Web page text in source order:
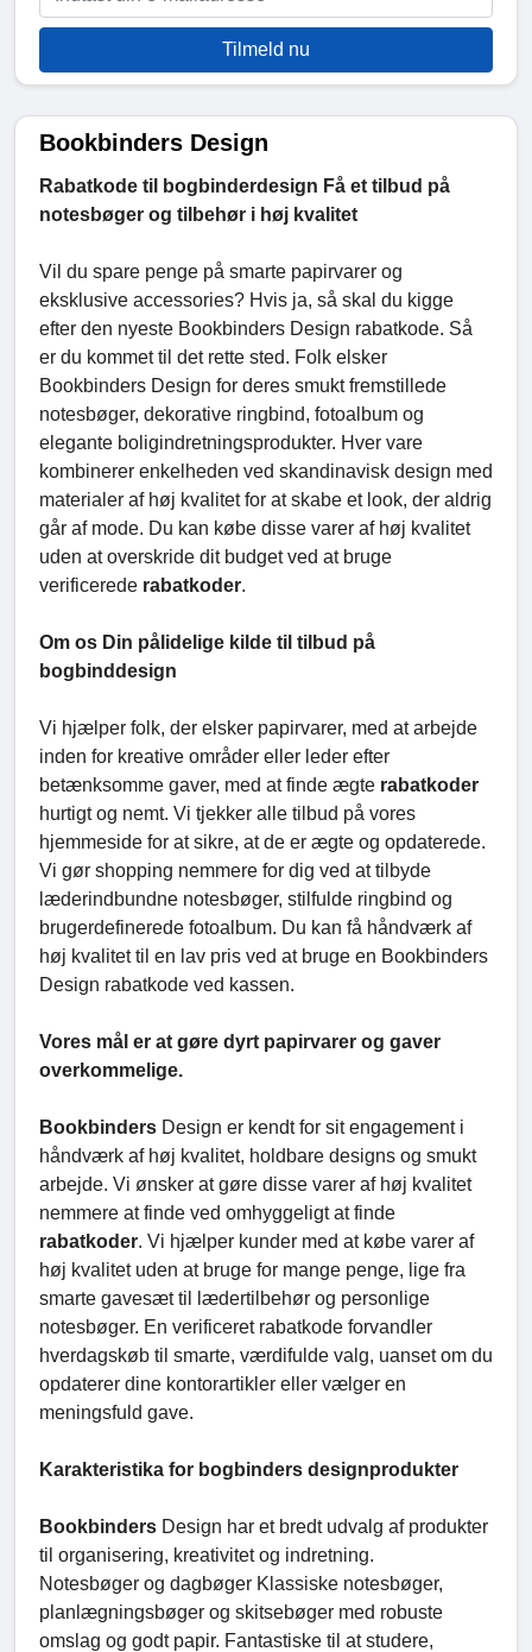
Tilmeld nu
Bookbinders Design
Rabatkode til bogbinderdesign Få et tilbud på
notesbøger og tilbehør i høj kvalitet
Vil du spare penge på smarte papirvarer og
eksklusive accessories? Hvis ja, så skal du kigge
efter den nyeste Bookbinders Design rabatkode. Så
er du kommet til det rette sted. Folk elsker
Bookbinders Design for deres smukt fremstillede
notesbøger, dekorative ringbind, fotoalbum og
elegante boligindretningsprodukter. Hver vare
kombinerer enkelheden ved skandinavisk design med
materialer af høj kvalitet for at skabe et look, der aldrig
går af mode. Du kan købe disse varer af høj kvalitet
uden at overskride dit budget ved at bruge
verificerede rabatkoder.
Om os Din pålidelige kilde til tilbud på
bogbinddesign
Vi hjælper folk, der elsker papirvarer, med at arbejde
inden for kreative områder eller leder efter
betænksomme gaver, med at finde ægte rabatkoder
hurtigt og nemt. Vi tjekker alle tilbud på vores
hjemmeside for at sikre, at de er ægte og opdaterede.
Vi gør shopping nemmere for dig ved at tilbyde
læderindbundne notesbøger, stilfulde ringbind og
brugerdefinerede fotoalbum. Du kan få håndværk af
høj kvalitet til en lav pris ved at bruge en Bookbinders
Design rabatkode ved kassen.
Vores mål er at gøre dyrt papirvarer og gaver
overkommelige.
Bookbinders Design er kendt for sit engagement i
håndværk af høj kvalitet, holdbare designs og smukt
arbejde. Vi ønsker at gøre disse varer af høj kvalitet
nemmere at finde ved omhyggeligt at finde
rabatkoder. Vi hjælper kunder med at købe varer af
høj kvalitet uden at bruge for mange penge, lige fra
smarte gavesæt til lædertilbehør og personlige
notesbøger. En verificeret rabatkode forvandler
hverdagskøb til smarte, værdifulde valg, uanset om du
opdaterer dine kontorartikler eller vælger en
meningsfuld gave.
Karakteristika for bogbinders designprodukter
Bookbinders Design har et bredt udvalg af produkter
til organisering, kreativitet og indretning.
Notesbøger og dagbøger Klassiske notesbøger,
planlægningsbøger og skitsebøger med robuste
omslag og godt papir. Fantastiske til at studere,